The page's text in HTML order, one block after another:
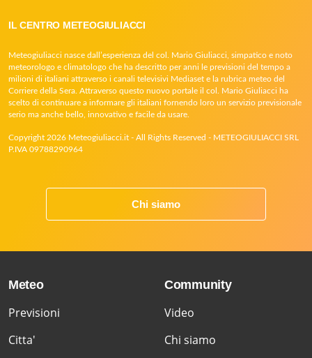
IL CENTRO METEOGIULIACCI
Meteogiuliacci nasce dall’esperienza del col. Mario Giuliacci, simpatico e noto
meteorologo e climatologo che ha descritto per anni le previsioni del tempo a
milioni di italiani attraverso i canali televisivi Mediaset e la rubrica meteo del
Corriere della Sera. Attraverso questo nuovo portale il col. Mario Giuliacci ha
scelto di continuare a informare gli italiani fornendo loro un servizio previsionale
serio ma anche bello, innovativo e facile da usare.
Copyright 2026 Meteogiuliacci.it - All Rights Reserved - METEOGIULIACCI SRL
P.IVA 09788290964
Chi siamo
Meteo
Previsioni
Citta'
Community
Video
Chi siamo